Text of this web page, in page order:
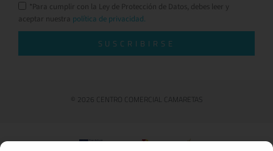
*Para cumplir con la Ley de Protección de Datos, debes leer y
aceptar nuestra política de privacidad.
SUSCRIBIRSE
© 2026 CENTRO COMERCIAL CAMARETAS